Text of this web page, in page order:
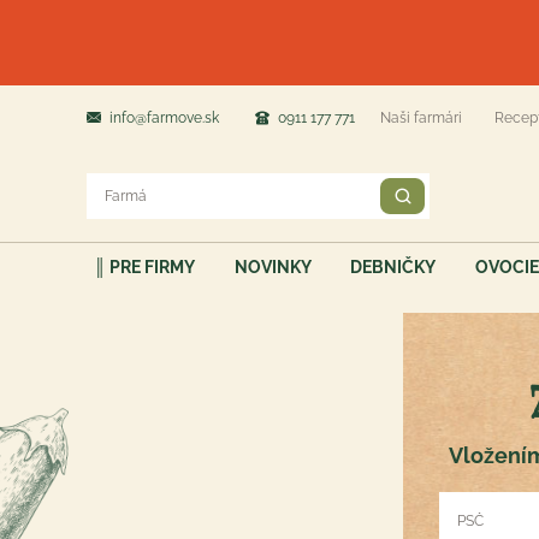
info@farmove.sk 0911 177 771 Naši farmári
║ PRE FIRMY NOVINKY DEBNIČKY